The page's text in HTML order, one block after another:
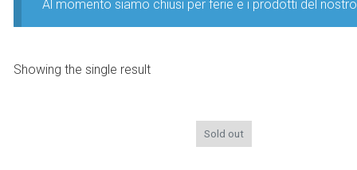
Al momento siamo chiusi per ferie e i prodotti del
Showing the single result
Sold out